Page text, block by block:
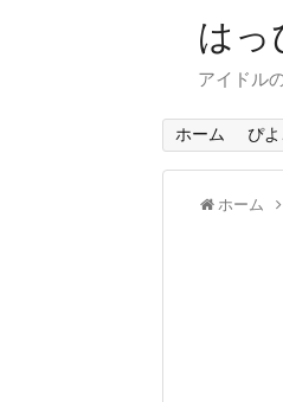
は
アイドル
ホーム ぴ
ホーム